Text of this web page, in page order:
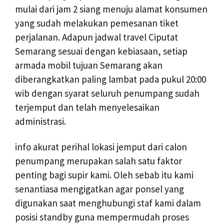
mulai dari jam 2 siang menuju alamat konsumen
yang sudah melakukan pemesanan tiket
perjalanan. Adapun jadwal travel Ciputat
Semarang sesuai dengan kebiasaan, setiap
armada mobil tujuan Semarang akan
diberangkatkan paling lambat pada pukul 20:00
wib dengan syarat seluruh penumpang sudah
terjemput dan telah menyelesaikan
administrasi.
info akurat perihal lokasi jemput dari calon
penumpang merupakan salah satu faktor
penting bagi supir kami. Oleh sebab itu kami
senantiasa mengigatkan agar ponsel yang
digunakan saat menghubungi staf kami dalam
posisi standby guna mempermudah proses